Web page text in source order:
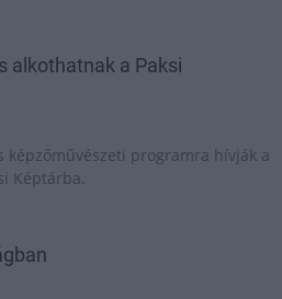
alkothatnak a Paksi
képzőművészeti programra hívják a
Képtárba.